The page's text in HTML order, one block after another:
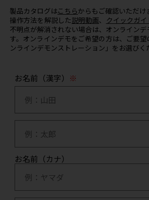
製品カタログはこちらからもご確認いただけ
操作方法を解説した説明動画、 クイックガイ
不明点が解消されない場合は、オンライン
す。オンラインデモをご希望の方は、ご要
ンラインデモンストレーション」をお選びく
お名前（漢字）
お名前（カナ）